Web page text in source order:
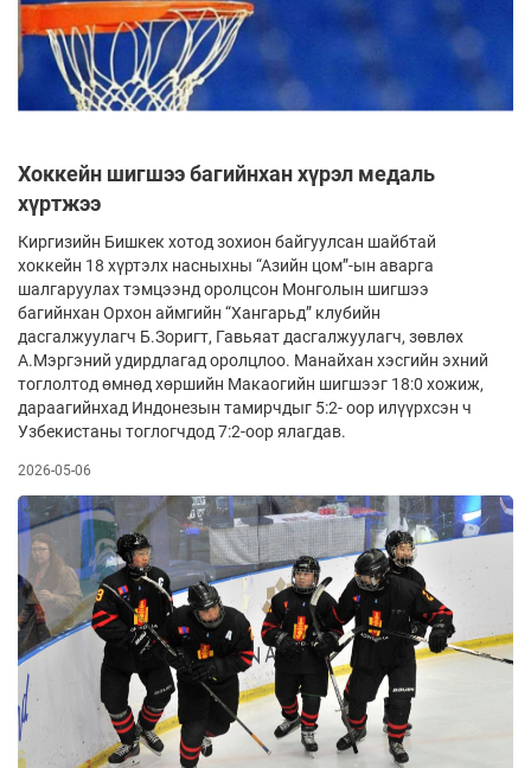
Хоккейн шигшээ багийнхан хүрэл медаль
хүртжээ
Киргизийн Бишкек хотод зохион байгуулсан шайбтай
хоккейн 18 хүртэлх насныхны “Азийн цом”-ын аварга
шалгаруулах тэмцээнд оролцсон Монголын шигшээ
багийнхан Орхон аймгийн “Хангарьд” клубийн
дасгалжуулагч Б.Зоригт, Гавьяат дасгалжуулагч, зөвлөх
А.Мэргэний удирдлагад оролцлоо. Манайхан хэсгийн эхний
тоглолтод өмнөд хөршийн Макаогийн шигшээг 18:0 хожиж,
дараагийнхад Индонезын тамирчдыг 5:2- оор илүүрхсэн ч
Узбекистаны тоглогчдод 7:2-оор ялагдав.
2026-05-06